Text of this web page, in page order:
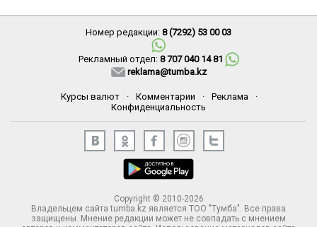
Номер редакции: 8 (7292) 53 00 03
Рекламный отдел: 8 707 040 14 81
reklama@tumba.kz
Курсы валют · Комментарии · Реклама
·
Конфиденциальность
Copyright © 2010-2026
Владельцем сайта tumba.kz является ТОО "Тумба". Все права
защищены. Мнение редакции может не совпадать с мнением